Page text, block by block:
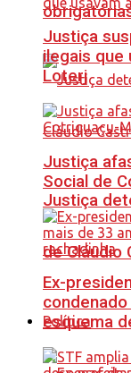
Justiça
de Cláudio
Política
Justiça
ilegais que
Loterj
Justiça
Social de
Ex-
esquema